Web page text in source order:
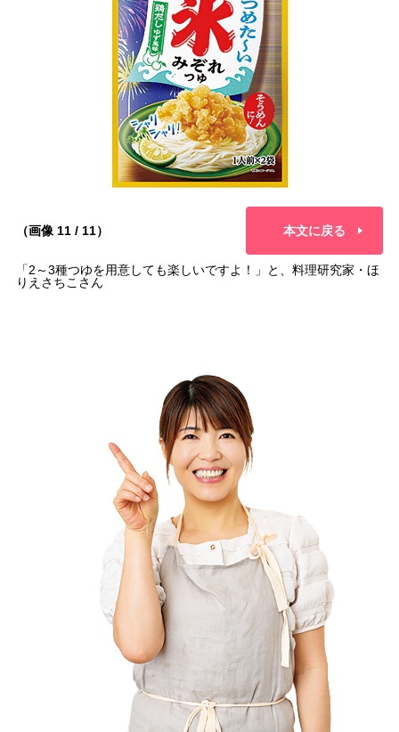
（画像 11 / 11） 本文に戻る
「2～3種つゆを用意しても楽しいですよ！」と、料理研究家・ほ
りえさちこさん